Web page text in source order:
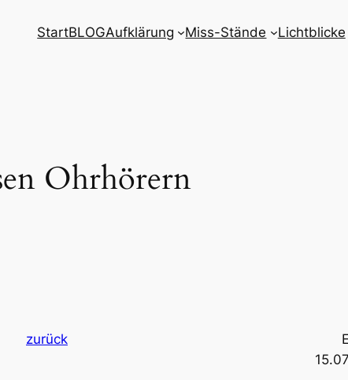
StartBLOGAufklärung Miss-Stände Lichtblicke
Ohrhörern
zurück